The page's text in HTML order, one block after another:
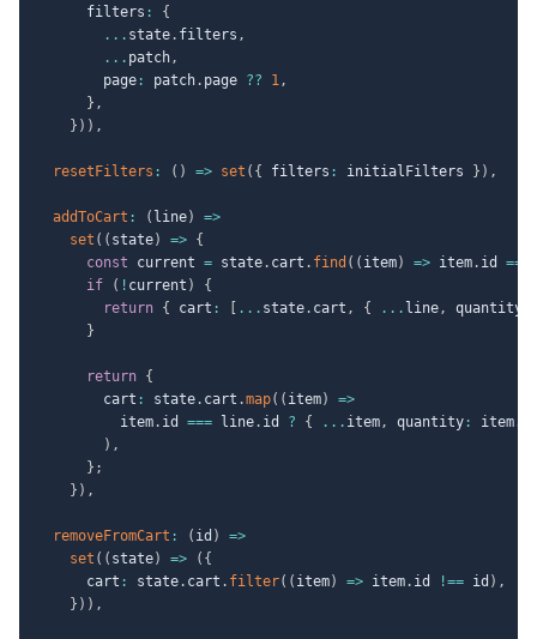
      filters
:
{
... state. filters ,
... patch,
        page
: patch. page ?? 1,
} ,
} ) ) ,
resetFilters : ( ) => set ( { filters : initialFilters } ) ,
addToCart : ( line)
=>
set ( ( state) => {
const current = state. cart . find ( ( item) => item. id ===
if
( ! current )
{
return { cart : ... state. cart , { ... line, quantity
}
return {
        cart
: state. cart .map( ( item)
=>
          item
. id === line. id ? { ... item, quantity : item.
) ,
} ;
} ) ,
removeFromCart : ( id )
=>
set ( ( state) => ( {
      cart
: state. cart . filter( ( item) => item. id !== id ) ,
} ) ) ,